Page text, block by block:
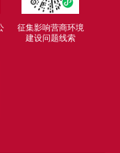
征集影响营商环境
建设问题线索